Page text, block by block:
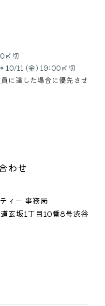
〆切
10/11 (金) 19:00〆切
に達した場合に優先させ
わせ
ィー 事務局
玄坂1丁目10番8号渋谷